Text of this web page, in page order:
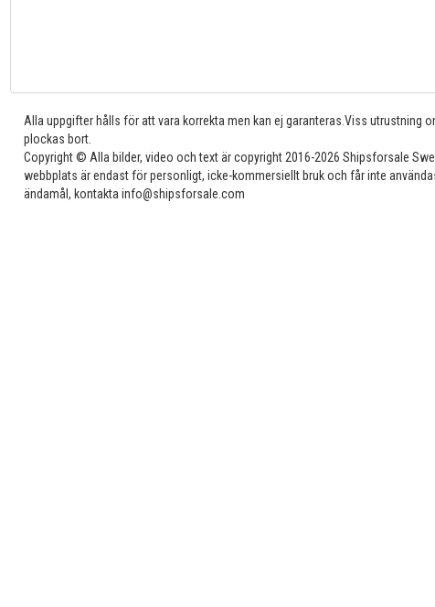
Alla uppgifter hålls för att vara korrekta men kan ej garanteras.Viss utrustning
plockas bort.
Copyright © Alla bilder, video och text är copyright 2016-2026 Shipsforsale
webbplats är endast för personligt, icke-kommersiellt bruk och får inte
ändamål, kontakta info@shipsforsale.com